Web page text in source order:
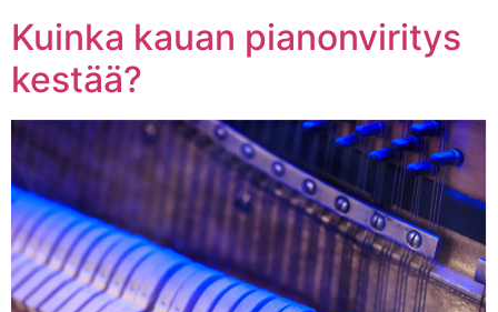
Kuinka kauan pianonviritys
kestää?